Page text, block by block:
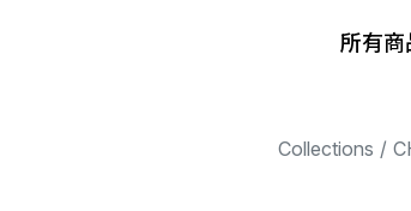
所有商
Collections